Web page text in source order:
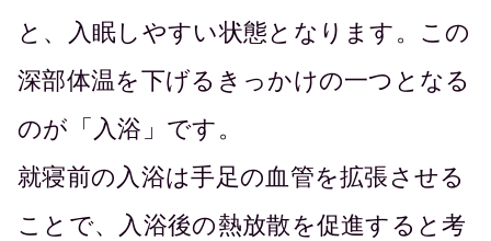
と、入眠しやすい状態となります。この
深部体温を下げるきっかけの一つとなる
のが「入浴」です。
就寝前の入浴は手足の血管を拡張させる
ことで、入浴後の熱放散を促進すると考